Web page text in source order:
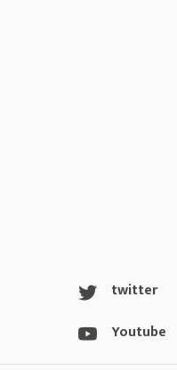
twitter
Youtube